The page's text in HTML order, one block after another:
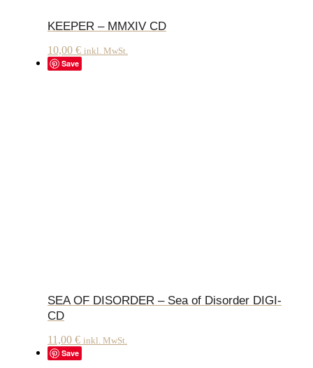
KEEPER – MMXIV CD
10,00 € inkl. MwSt.
Save
SEA OF DISORDER – Sea of Disorder DIGI-
CD
11,00 € inkl. MwSt.
Save